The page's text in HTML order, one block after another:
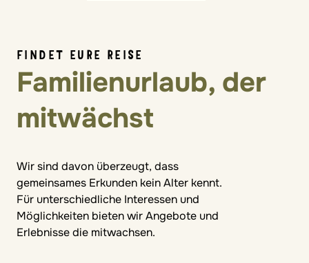
FINDET EURE REISE
Familienurlaub, der
mitwächst
Wir sind davon überzeugt, dass
gemeinsames Erkunden kein Alter kennt.
Für unterschiedliche Interessen und
Möglichkeiten bieten wir Angebote und
Erlebnisse die mitwachsen.